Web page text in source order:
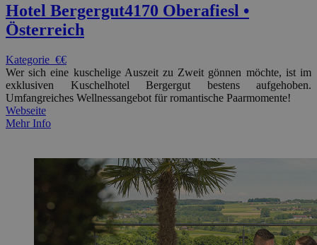
Hotel Bergergut4170 Oberafiesl •
Österreich
Kategorie €€
Wer sich eine kuschelige Auszeit zu Zweit gönnen möchte, ist im
exklusiven Kuschelhotel Bergergut bestens aufgehoben.
Umfangreiches Wellnessangebot für romantische Paarmomente!
Webseite
Mehr Info